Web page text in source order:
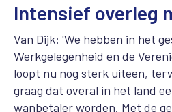
Intensief overleg
Van Dijk: 'We hebben in het
Werkgelegenheid en de
loopt nu nog sterk uiteen,
graag dat overal in het land
wanbetaler worden. Met de